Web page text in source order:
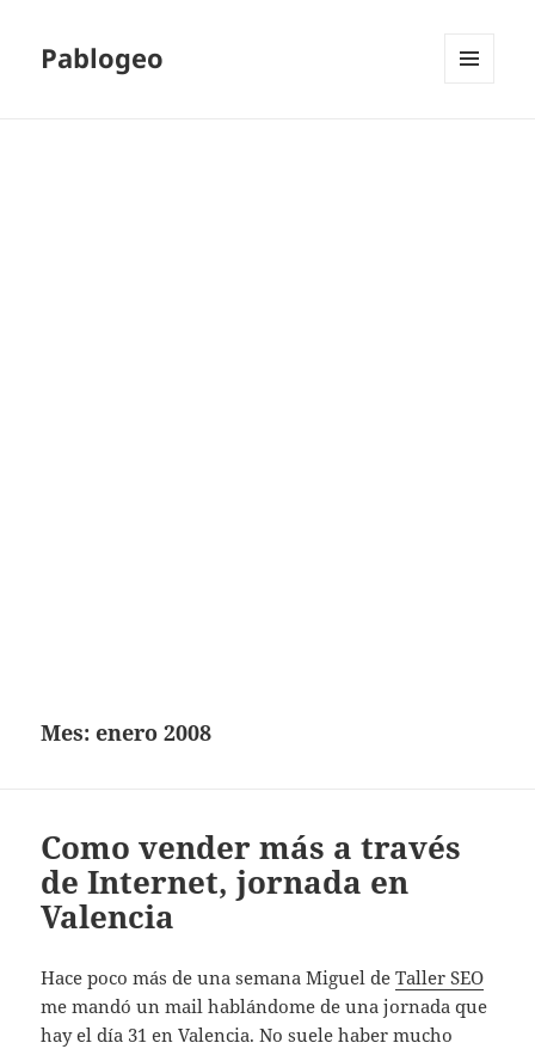
Pablogeo
Mes:enero 2008
Como vender más a través
de Internet, jornada en
Valencia
Hace poco más de una semana Miguel deTaller SEO
me mandó un mail hablándome de una jornada que
hay el día 31 en Valencia. No suele haber mucho